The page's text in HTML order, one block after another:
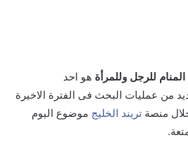
للرجل وللمرأة هو احد
من عمليات البحث فى الفترة الاخيرة
منصة تريند الخليج موضوع اليوم